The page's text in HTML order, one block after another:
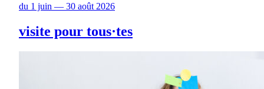
du 1 juin — 30 août 2026
visite pour tous·tes